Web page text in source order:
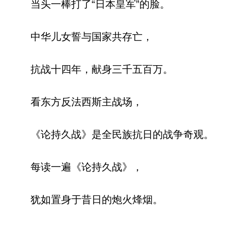
当头一棒打了“日本皇军”的脸。
中华儿女誓与国家共存亡，
抗战十四年，献身三千五百万。
看东方反法西斯主战场，
《论持久战》是全民族抗日的战争奇观。
每读一遍《论持久战》，
犹如置身于昔日的炮火烽烟。